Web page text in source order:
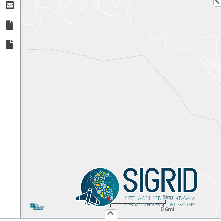
1:36,112
UTM
X:
Y:
Usuario :
PUBLICO
Iniciar Sesión
1km
0.6mi